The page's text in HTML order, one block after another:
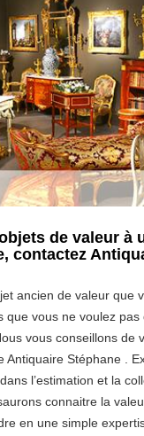
de valeur à
contactez
ancien de valeur que
que vous ne voulez pas
vous conseillons de
Antiquaire Stéphane .
l’estimation et la
connaitre la
en une simple